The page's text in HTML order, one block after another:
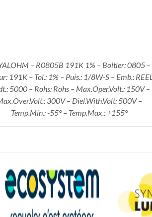
– R0805B 191K 1% – Boitier: 0805 –
191K – Tol.: 1% – Puis.: 1/8W-S – Emb.: REEL
5000 – Rohs: Rohs – Max.Oper.Volt.: 150V –
300V – Diel.With.Volt: 500V –
Temp.Min.: -55° – Temp.Max.: +155°